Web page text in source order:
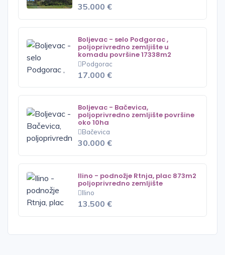
35.000 €
Boljevac - selo Podgorac ,
poljoprivredno zemljište u
komadu površine 17338m2
Podgorac
17.000 €
Boljevac - Bačevica,
poljoprivredno zemljište površine
oko 10ha
Bačevica
30.000 €
Ilino - podnožje Rtnja, plac 873m2
poljoprivredno zemljište
Ilino
13.500 €